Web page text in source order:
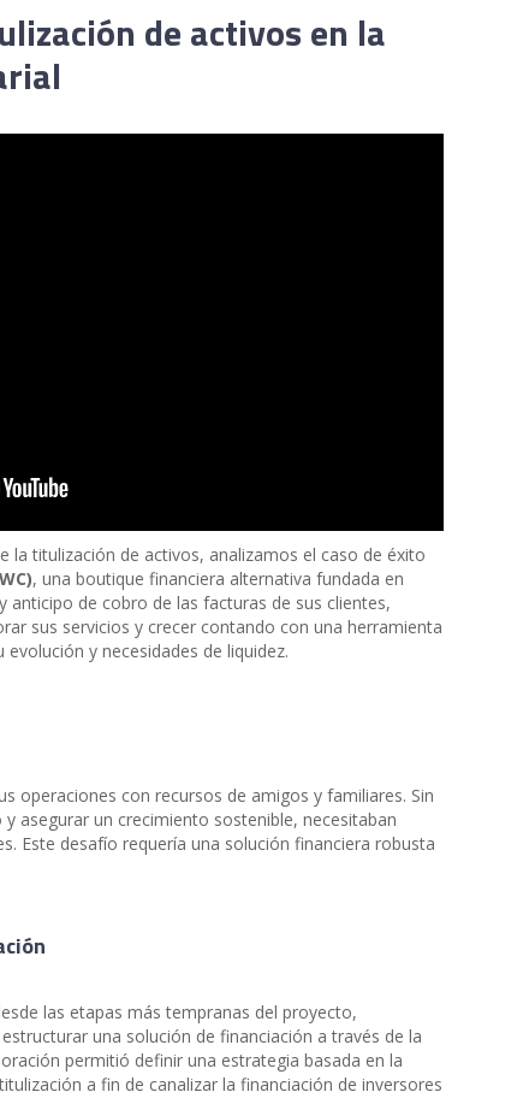
de activos en la
la titulización de activos, analizamos el caso de éxito
, una boutique financiera alternativa fundada en
anticipo de cobro de las facturas de sus clientes,
sus servicios y crecer contando con una herramienta
y necesidades de liquidez.
operaciones con recursos de amigos y familiares. Sin
asegurar un crecimiento sostenible, necesitaban
Este desafío requería una solución financiera robusta
las etapas más tempranas del proyecto,
una solución de financiación a través de la
permitió definir una estrategia basada en la
a fin de canalizar la financiación de inversores